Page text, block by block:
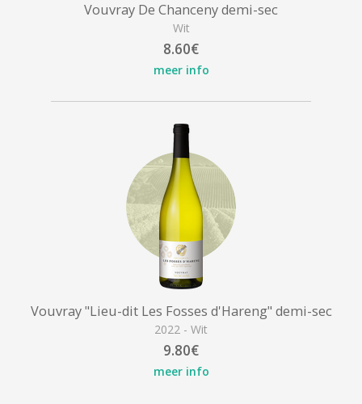
Vouvray De Chanceny demi-sec
Wit
8.60€
meer info
Vouvray "Lieu-dit Les Fosses d'Hareng" demi-sec
2022 - Wit
9.80€
meer info